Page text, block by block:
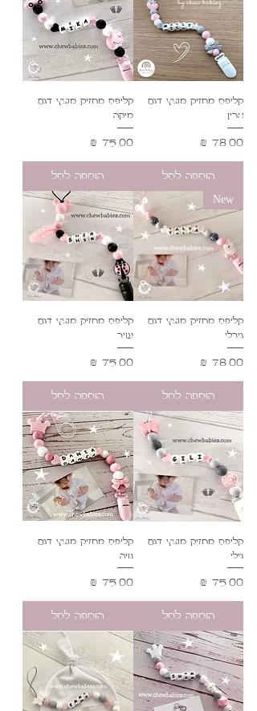
קליפס מחזיק מוצץ דגם
ארין
מחיר
הוספה לסל
קליפס מחזיק מוצץ דגם
מיקה
מחיר‏75.00 ‏₪
הוספה לסל
New
קליפס מחזיק מוצץ דגם
גירלי
מחיר
הוספה לסל
קליפס מחזיק מוצץ דגם
שיר
מחיר‏75.00 ‏₪
הוספה לסל
קליפס מחזיק מוצץ דגם
גילי
מחיר
הוספה לסל
קליפס מחזיק מוצץ דגם
נויה
מחיר‏75.00 ‏₪
הוספה לסל